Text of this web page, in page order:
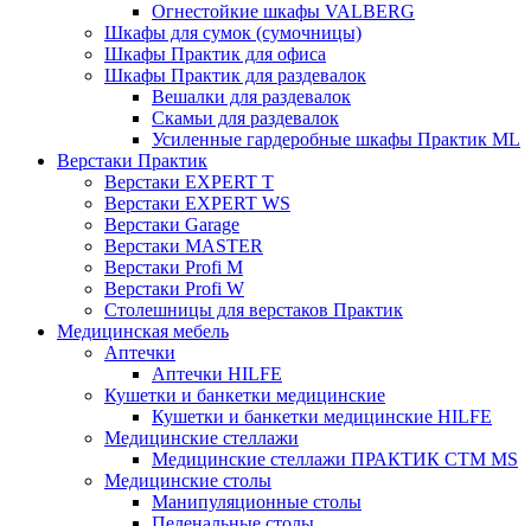
Огнестойкие шкафы VALBERG
Шкафы для сумок (сумочницы)
Шкафы Практик для офиса
Шкафы Практик для раздевалок
Вешалки для раздевалок
Скамьи для раздевалок
Усиленные гардеробные шкафы Практик ML
Верстаки Практик
Верстаки EXPERT T
Верстаки EXPERT WS
Верстаки Garage
Верстаки MASTER
Верстаки Profi M
Верстаки Profi W
Столешницы для верстаков Практик
Медицинская мебель
Аптечки
Аптечки HILFE
Кушетки и банкетки медицинские
Кушетки и банкетки медицинские HILFE
Медицинские стеллажи
Медицинские стеллажи ПРАКТИК СТМ MS
Медицинские столы
Манипуляционные столы